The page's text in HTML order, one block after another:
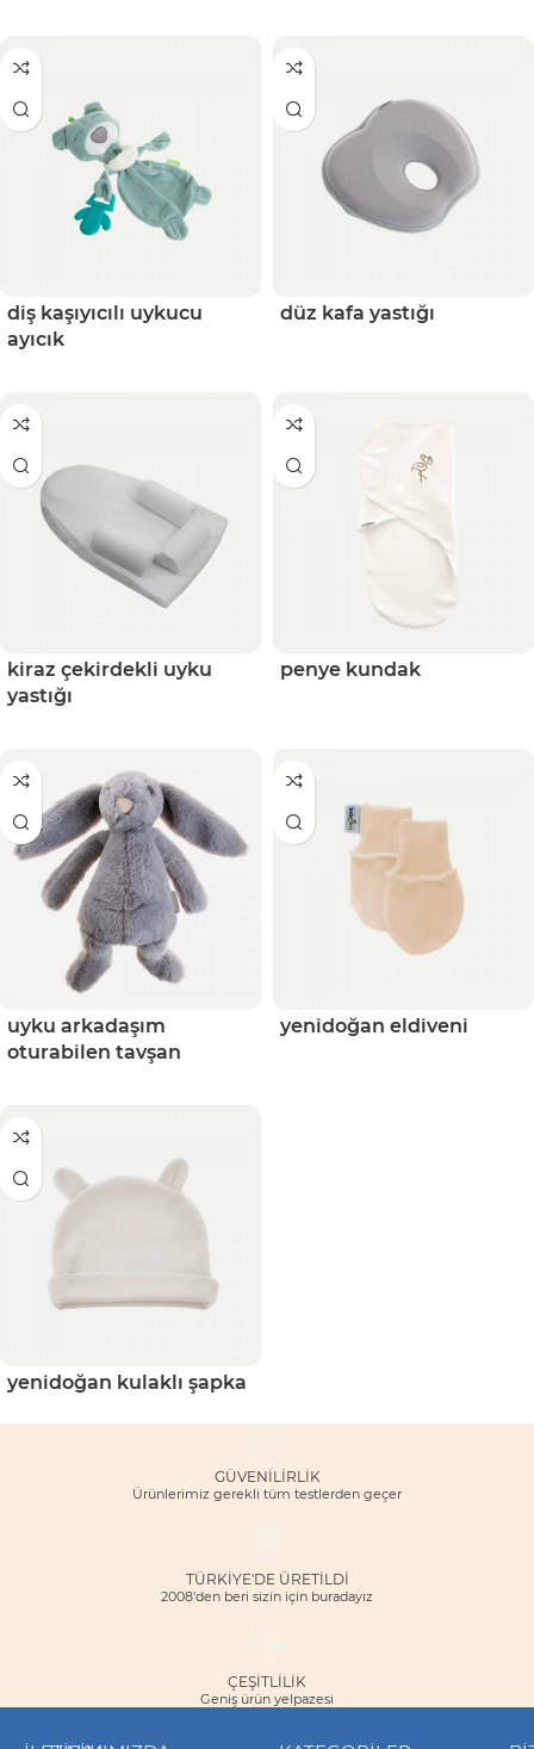
diş kaşıyıcılı uykucu
ayıcık
düz kafa yastığı
kiraz çekirdekli uyku
yastığı
penye kundak
uyku arkadaşım
oturabilen tavşan
yenidoğan eldiveni
yenidoğan kulaklı şapka
GÜVENILIRLIK
Ürünlerimiz gerekli tüm testlerden geçer
TÜRKİYE'DE ÜRETİLDİ
2008'den beri sizin için buradayız
ÇEŞITLILIK
Geniş ürün yelpazesi